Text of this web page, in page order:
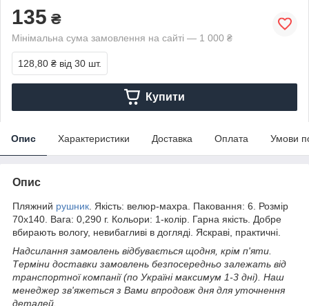
135 ₴
Мінімальна сума замовлення на сайті — 1 000 ₴
128,80 ₴ від 30 шт.
Купити
Опис Характеристики Доставка Оплата Умови
Опис
Пляжний рушник . Якість: велюр-махра. Паковання: 6. Розмір
70х140. Вага: 0,290 г. Кольори: 1-колір. Гарна якість. Добре
вбирають вологу, невибагливі в догляді. Яскраві, практичні.
Надсилання замовлень відбувається щодня, крім п'яти
Терміни доставки замовлень безпосередньо залежать від
транспортної компанії (по Україні максимум 1-3 дні). Наш
менеджер зв'яжеться з Вами впродовж дня для уточнення
деталей.